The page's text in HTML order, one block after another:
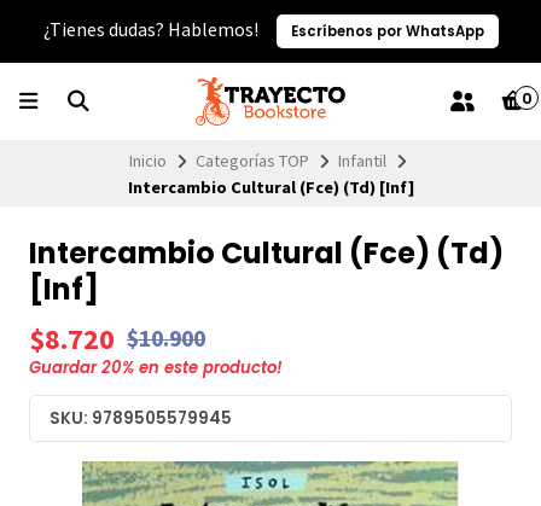
¿Tienes dudas? Hablemos! Escríbenos por WhatsApp
0
Inicio Categorías TOP
Infantil
Intercambio Cultural (Fce) (Td) [Inf]
Intercambio Cultural (Fce) (Td)
[Inf]
$8.720 $10.900
Guardar20% en este producto!
SKU: 9789505579945